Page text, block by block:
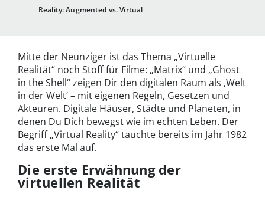
Reality: Augmented vs. Virtual
Mitte der Neunziger ist das Thema „Virtuelle
Realität“ noch Stoff für Filme: „Matrix“ und „Ghost
in the Shell“ zeigen Dir den digitalen Raum als ‚Welt
in der Welt‘ – mit eigenen Regeln, Gesetzen und
Akteuren. Digitale Häuser, Städte und Planeten, in
denen Du Dich bewegst wie im echten Leben. Der
Begriff „Virtual Reality“ tauchte bereits im Jahr 1982
das erste Mal auf.
Die erste Erwähnung der
virtuellen Realität